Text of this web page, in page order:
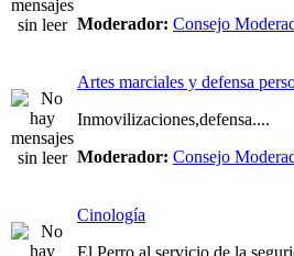
Moderador: Consejo
Artes marciales y defensa
Inmovilizaciones,defensa....
Moderador: Consejo
Cinología
El Perro al servicio de la